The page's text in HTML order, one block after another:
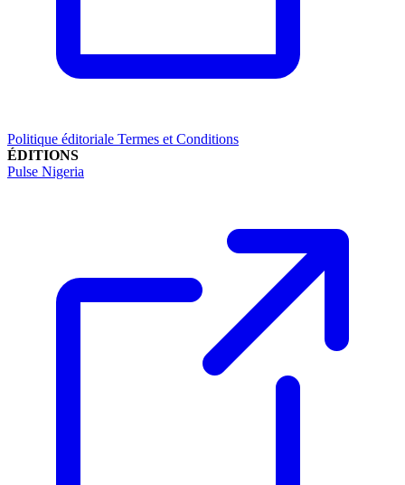
Politique éditoriale Termes et Conditions
ÉDITIONS
Pulse Nigeria